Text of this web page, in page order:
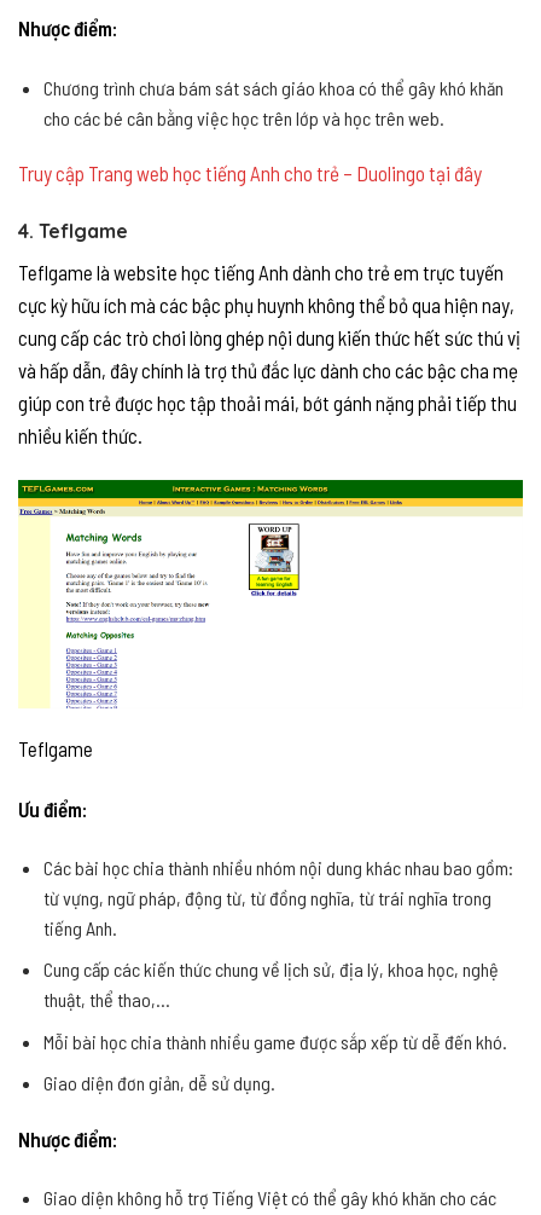
Nhược điểm:
Chương trình chưa bám sát sách giáo khoa có thể gây khó khăn
cho các bé cân bằng việc học trên lớp và học trên web.
Truy cập Trang web học tiếng Anh cho trẻ – Duolingo tại đây
4. Teflgame
Teflgame là website học tiếng Anh dành cho trẻ em trực tuyến
cực kỳ hữu ích mà các bậc phụ huynh không thể bỏ qua hiện nay,
cung cấp các trò chơi lòng ghép nội dung kiến thức hết sức thú vị
và hấp dẫn, đây chính là trợ thủ đắc lực dành cho các bậc cha mẹ
giúp con trẻ được học tập thoải mái, bớt gánh nặng phải tiếp thu
nhiều kiến thức.
Teflgame
Ưu điểm:
Các bài học chia thành nhiều nhóm nội dung khác nhau bao gồm:
từ vựng, ngữ pháp, động từ, từ đồng nghĩa, từ trái nghĩa trong
tiếng Anh.
Cung cấp các kiến thức chung về lịch sử, địa lý, khoa học, nghệ
thuật, thể thao,…
Mỗi bài học chia thành nhiều game được sắp xếp từ dễ đến khó.
Giao diện đơn giản, dễ sử dụng.
Nhược điểm:
Giao diện không hỗ trợ Tiếng Việt có thể gây khó khăn cho các